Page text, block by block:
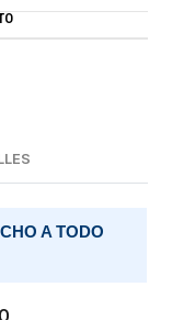
A TODO